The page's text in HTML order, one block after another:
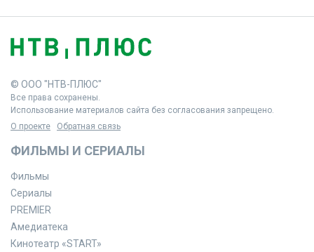
© ООО "НТВ-ПЛЮС"
Все права сохранены.
Использование материалов сайта без согласования запрещено.
О проекте
Обратная связь
ФИЛЬМЫ И СЕРИАЛЫ
Фильмы
Сериалы
PREMIER
Амедиатека
Кинотеатр «START»